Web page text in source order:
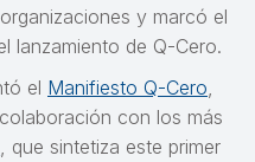
y marcó el
lanzamiento de Q-Cero.
el Manifiesto Q-Cero
con los más
, que sintetiza este primer